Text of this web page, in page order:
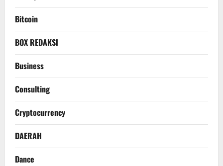
Bitcoin
BOX REDAKSI
Business
Consulting
Cryptocurrency
DAERAH
Dance